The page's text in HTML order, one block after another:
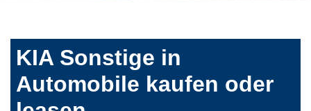
KIA Sonstige in
Automobile kaufen oder